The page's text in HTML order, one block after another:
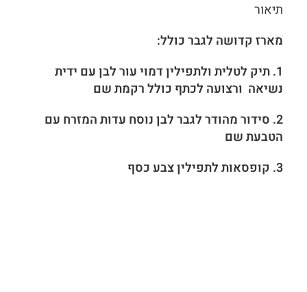
תיאור
מארז קדושה לגבר כולל:
1. תיק לטלית ולתפילין דמוי עור לבן עם ידית
נשיאה ורצועה לכתף כולל רקמת שם
2. סידור מהודר לגבר לבן נוסח עדות המזרח עם
הטבעת שם
3. קופסאות לתפילין צבע כסף